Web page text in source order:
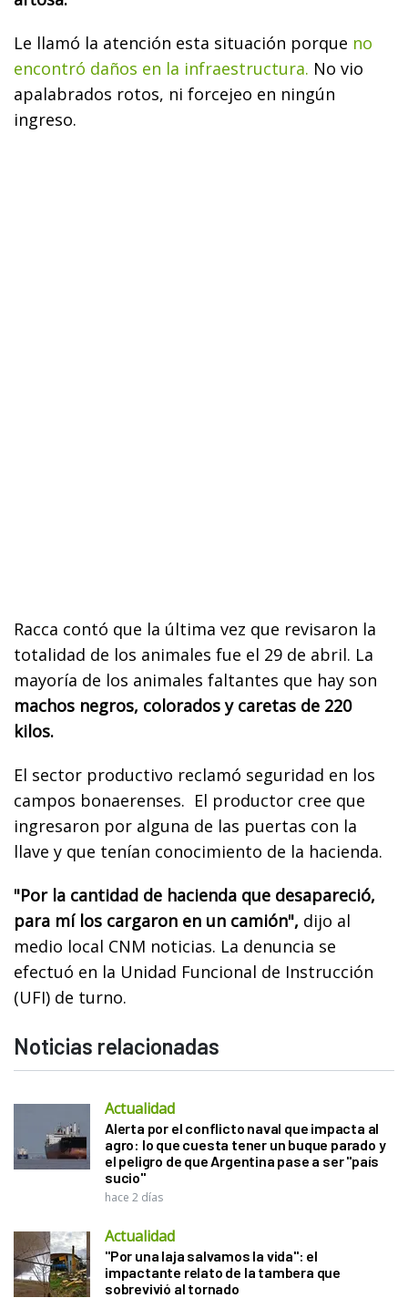
Le llamó la atención esta situación porque no
encontró daños en la infraestructura. No vio
apalabrados rotos, ni forcejeo en ningún
ingreso.
Racca contó que la última vez que revisaron la
totalidad de los animales fue el 29 de abril. La
mayoría de los animales faltantes que hay son
machos negros, colorados y caretas de 220
kilos.
El sector productivo reclamó seguridad en los
campos bonaerenses. El productor cree que
ingresaron por alguna de las puertas con la
llave y que tenían conocimiento de la hacienda.
"Por la cantidad de hacienda que desapareció,
para mí los cargaron en un camión", dijo al
medio local CNM noticias. La denuncia se
efectuó en la Unidad Funcional de Instrucción
(UFI) de turno.
Noticias relacionadas
Actualidad
Alerta por el conflicto naval que impacta al
agro: lo que cuesta tener un buque parado y
el peligro de que Argentina pase a ser "país
sucio"
hace 2 días
Actualidad
"Por una laja salvamos la vida": el
impactante relato de la tambera que
sobrevivió al tornado